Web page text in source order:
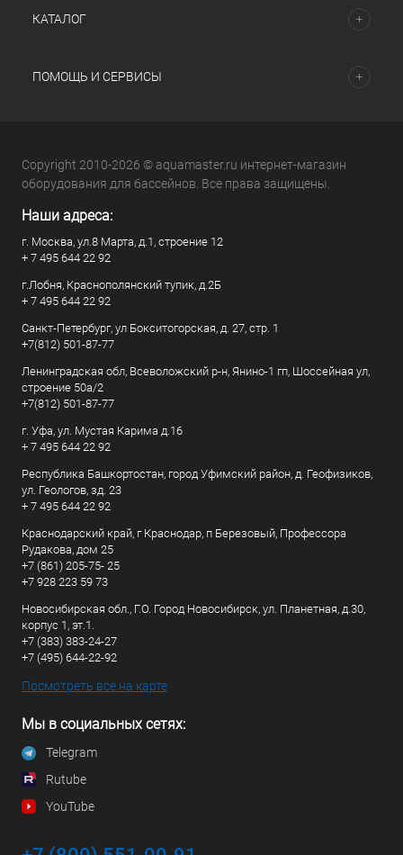
КАТАЛОГ
ПОМОЩЬ И СЕРВИСЫ
Copyright 2010-2026 © aquamaster.ru интернет-магазин
оборудования для бассейнов. Все права защищены.
Наши адреса:
г. Москва, ул.8 Марта, д.1, строение 12
+ 7 495 644 22 92
г.Лобня, Краснополянский тупик, д.2Б
+ 7 495 644 22 92
Санкт-Петербург, ул Бокситогорская, д. 27, стр. 1
+7(812) 501-87-77
Ленинградская обл, Всеволожский р-н, Янино-1 гп, Шоссейная ул,
строение 50а/2
+7(812) 501-87-77
г. Уфа, ул. Мустая Карима д.16
+ 7 495 644 22 92
Республика Башкортостан, город Уфимский район, д. Геофизиков,
ул. Геологов, зд. 23
+ 7 495 644 22 92
Краснодарский край, г Краснодар, п Березовый, Профессора
Рудакова, дом 25
+7 (861) 205-75- 25
+7 928 223 59 73
Новосибирская обл., Г.О. Город Новосибирск, ул. Планетная, д.30,
корпус 1, эт.1.
+7 (383) 383-24-27
+7 (495) 644-22-92
Посмотреть все на карте
Мы в социальных сетях:
Telegram
Rutube
YouTube